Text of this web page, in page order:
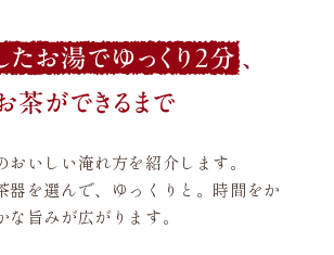
おいしい淹れ方を紹介します。
器を選んで、ゆっくりと。時間をか
な旨みが広がります。